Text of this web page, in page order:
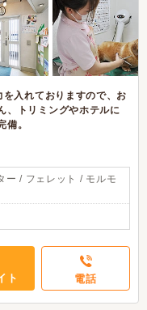
入れておりますので、お
、トリミングやホテルに
備。
ー / フェレット / モルモ
ト 電話